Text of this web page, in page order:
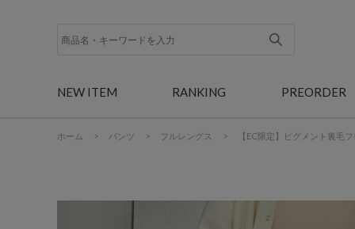
NEW ITEM RANKING PREORDER
ホーム > パンツ > フルレングス > 【EC限定】ピグメント裏毛